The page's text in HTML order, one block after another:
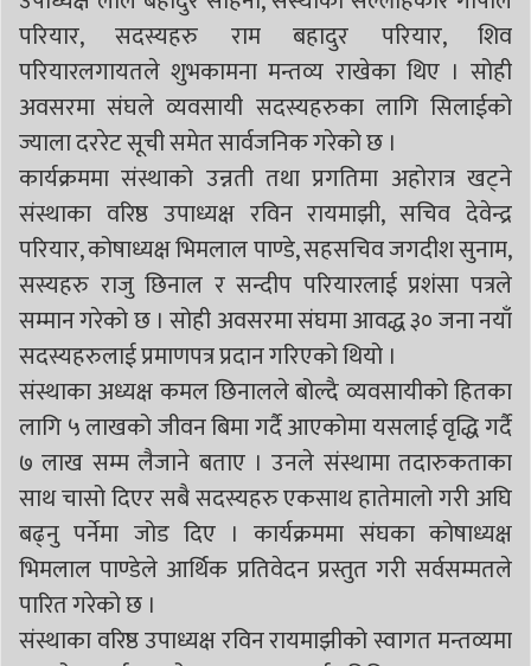
परियार, सदस्यहरु राम बहादुर परियार, शिव
परियारलगायतले शुभकामना मन्तव्य राखेका थिए । सोही
अवसरमा संघले व्यवसायी सदस्यहरुका लागि सिलाईको
ज्याला दररेट सूची समेत सार्वजनिक गरेको छ ।
कार्यक्रममा संस्थाको उन्नती तथा प्रगतिमा अहोरात्र खट्ने
संस्थाका वरिष्ठ उपाध्यक्ष रविन रायमाझी, सचिव देवेन्द्र
परियार, कोषाध्यक्ष भिमलाल पाण्डे, सहसचिव जगदीश सुनाम,
सस्यहरु राजु छिनाल र सन्दीप परियारलाई प्रशंसा पत्रले
सम्मान गरेको छ । सोही अवसरमा संघमा आवद्ध ३० जना नयाँ
सदस्यहरुलाई प्रमाणपत्र प्रदान गरिएको थियो ।
संस्थाका अध्यक्ष कमल छिनालले बोल्दै व्यवसायीको हितका
लागि ५ लाखको जीवन बिमा गर्दै आएकोमा यसलाई वृद्धि गर्दै
७ लाख सम्म लैजाने बताए । उनले संस्थामा तदारुकताका
साथ चासो दिएर सबै सदस्यहरु एकसाथ हातेमालो गरी अघि
बढ्नु पर्नेमा जोड दिए । कार्यक्रममा संघका कोषाध्यक्ष
भिमलाल पाण्डेले आर्थिक प्रतिवेदन प्रस्तुत गरी सर्वसम्मतले
पारित गरेको छ ।
संस्थाका वरिष्ठ उपाध्यक्ष रविन रायमाझीको स्वागत मन्तव्यमा